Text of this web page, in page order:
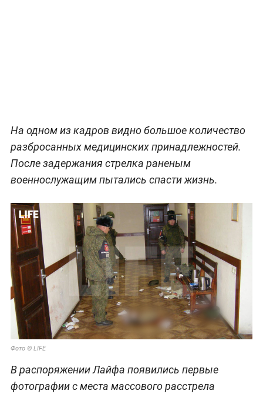
На одном из кадров видно большое количество
разбросанных медицинских принадлежностей.
После задержания стрелка раненым
военнослужащим пытались спасти жизнь.
Фото © LIFE
В распоряжении Лайфа появились первые
фотографии с места массового расстрела